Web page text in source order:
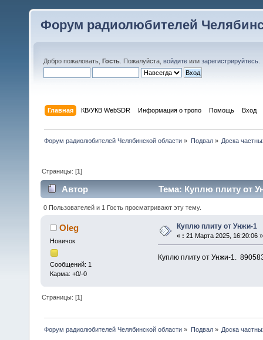
Форум радиолюбителей
Добро пожаловать, Гость . Пожалуйста, войдите или зарегистрируйтесь
Главная КВ/УКВ WebSDR Информация о тропо Помощь Вход
Форум радиолюбителей Челябинской области » Подвал» Доска
Страницы: [1]
Автор Тема: Куплю плиту от
0 Пользователей и 1 Гость просматривают эту тему.
Oleg
Новичок
Сообщений: 1
Карма: +0/-0
Куплю плиту от Унжи-1
« : 21 Марта 2025, 16:20:06 »
Куплю плиту от Унжи-1.
Страницы: [1]
Форум радиолюбителей Челябинской области » Подвал» Доска